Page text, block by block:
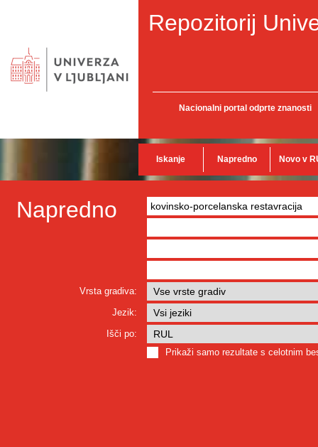
Repozitorij
Nacionalni portal odprte znanosti
Iskanje Napredno Novo v
Napredno
Vrsta gradiva:
Jezik:
Išči po:
Prikaži samo rezultate s celotnim